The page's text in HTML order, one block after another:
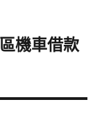
機車借款